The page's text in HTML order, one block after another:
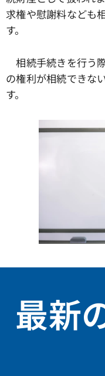
求権や慰謝料なども
す。
相続手続きを行う
の権利が相続できな
す。
最新